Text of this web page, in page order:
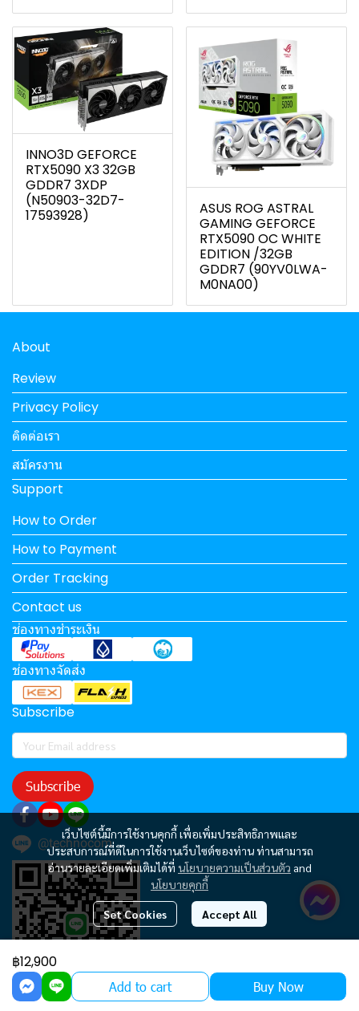
INNO3D GEFORCE
RTX5090 X3 32GB
GDDR7 3XDP
(N50903-32D7-
17593928)
ASUS ROG ASTRAL
GAMING GEFORCE
RTX5090 OC WHITE
EDITION /32GB
GDDR7 (90YV0LWA-
M0NA00)
฿12,900
Add to cart Buy Now
เว็บไซต์นี้มีการใช้งานคุกกี้ เพื่อเพิ่มประสิทธิภาพและ
ประสบการณ์ที่ดีในการใช้งานเว็บไซต์ของท่าน ท่านสามารถ
อ่านรายละเอียดเพิ่มเติมได้ที่ นโยบายความเป็นส่วนตัว and
นโยบายคุกกี้
Set Cookies Accept All
About
Review
Privacy Policy
ติดต่อเรา
สมัครงาน
Support
How to Order
How to Payment
Order Tracking
Contact us
ช่องทางชำระเงิน
ช่องทางจัดส่ง
Subscribe
Subscribe
@technocom